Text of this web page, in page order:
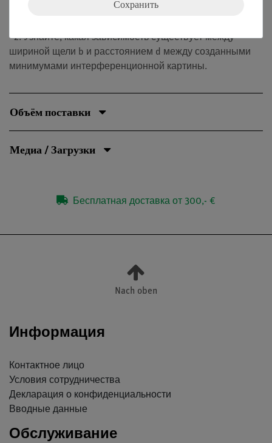
2. Узнайте, какая зависимость существует между
шириной щели b и расстоянием d между созданными
минимумами интерференционной картины.
Объём поставки
Медиа / Загрузки
Бесплатная доставка от 300,- €
Nach oben
Информация
Контактное лицо
Условия сотрудничества
Декларация о конфиденциальности
Вводные данные
Обслуживание
Сохранить